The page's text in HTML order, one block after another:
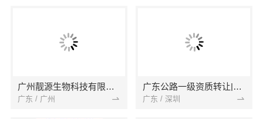
广州靓源生物科技有限公司
广东 / 广州
广东公路一级资质转让|市政一级资质转让|房建一级资质转让
广东 / 深圳